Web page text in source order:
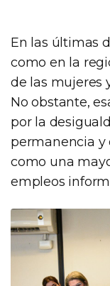
En las últimas
como en la
de las mujeres
No obstante,
por la
permanencia y
como una
empleos